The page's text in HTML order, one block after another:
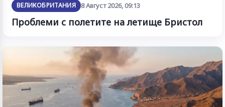
ВЕЛИКОБРИТАНИЯ 8 Август 2026, 09:13
Проблеми с полетите на летище Бристол